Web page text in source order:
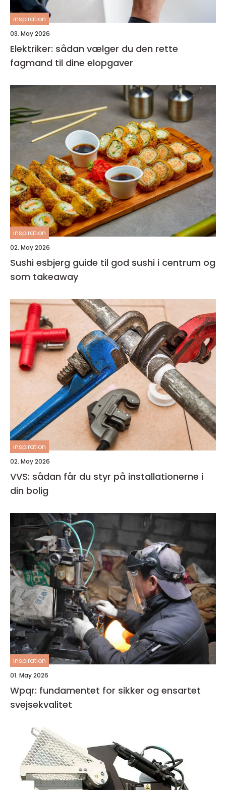
inspiration
03. May 2026
Elektriker: sådan vælger du den rette
fagmand til dine elopgaver
inspiration
02. May 2026
Sushi esbjerg guide til god sushi i centrum og
som takeaway
inspiration
02. May 2026
VVS: sådan får du styr på installationerne i
din bolig
inspiration
01. May 2026
Wpqr: fundamentet for sikker og ensartet
svejsekvalitet